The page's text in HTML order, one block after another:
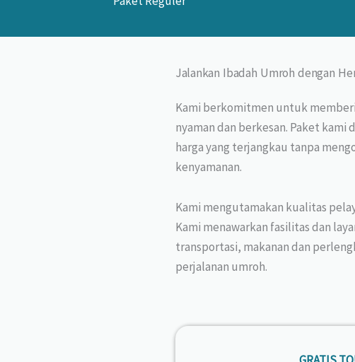
Jalankan Ibadah Umroh dengan
Kami berkomitmen untuk
nyaman dan berkesan. Paket
harga yang terjangkau tanpa
kenyamanan.
Kami mengutamakan kualitas
Kami menawarkan fasilitas dan
transportasi, makanan dan
perjalanan umroh.